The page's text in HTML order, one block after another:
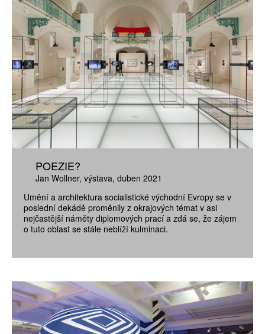
POEZIE?
Jan Wollner výstava duben 2021
Umění a architektura socialistické východní Evropy se v
poslední dekádě proměnily z okrajových témat v asi
nejčastější náměty diplomových prací a zdá se, že zájem
o tuto oblast se stále neblíží kulminaci.